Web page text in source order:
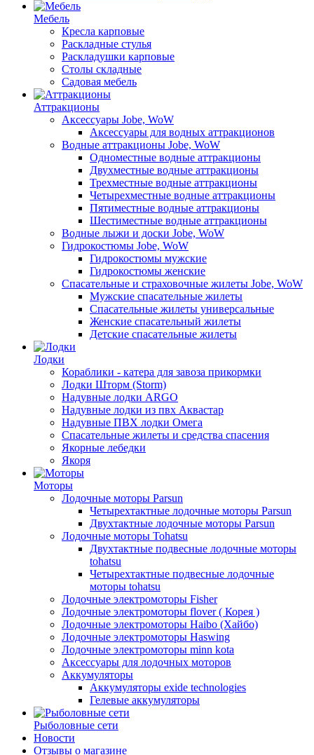
Мебель
Кресла карповые
Раскладные стулья
Раскладушки карповые
Столы складные
Садовая мебель
Аттракционы
Аксессуары Jobe, WoW
Аксессуары для водных аттракционов
Водные аттракционы Jobe, WoW
Одноместные водные аттракционы
Двухместные водные аттракционы
Трехместные водные аттракционы
Четырехместные водные аттракционы
Пятиместные водные аттракционы
Шестиместные водные аттракционы
Водные лыжи и доски Jobe, WoW
Гидрокостюмы Jobe, WoW
Гидрокостюмы мужские
Гидрокостюмы женские
Спасательные и страховочные жилеты Jobe, WoW
Мужские спасательные жилеты
Спасательные жилеты универсальные
Женские спасательный жилеты
Детские спасательные жилеты
Лодки
Кораблики - катера для завоза прикормки
Лодки Шторм (Storm)
Надувные лодки ARGO
Надувные лодки из пвх Аквастар
Надувные ПВХ лодки Омега
Спасательные жилеты и средства спасения
Якорные лебедки
Якоря
Моторы
Лодочные моторы Parsun
Четырехтактные лодочные моторы Parsun
Двухтактные лодочные моторы Parsun
Лодочные моторы Tohatsu
Двухтактные подвесные лодочные моторы
tohatsu
Четырехтактные подвесные лодочные
моторы tohatsu
Лодочные электромоторы Fisher
Лодочные электромоторы flover ( Корея )
Лодочные электромоторы Haibo (Хайбо)
Лодочные электромоторы Haswing
Лодочные электромоторы minn kota
Аксессуары для лодочных моторов
Аккумуляторы
Аккумуляторы exide technologies
Гелевые аккумуляторы
Рыболовные сети
Новости
Отзывы о магазине